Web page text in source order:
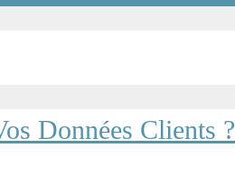
Données Clients ?